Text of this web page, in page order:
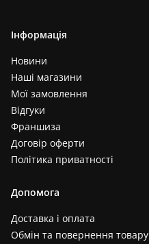
Інформація
Новини
Наші магазини
Мої замовлення
Відгуки
Франшиза
Договір оферти
Політика приватності
Допомога
Доставка і оплата
Обмін та повернення товару